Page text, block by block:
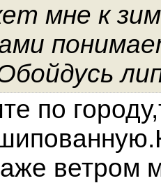
мне к
по
ветром